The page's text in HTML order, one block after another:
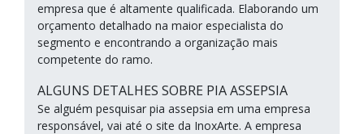
empresa que é altamente qualificada. Elaborando um
orçamento detalhado na maior especialista do
segmento e encontrando a organização mais
competente do ramo.
ALGUNS DETALHES SOBRE PIA ASSEPSIA
Se alguém pesquisar pia assepsia em uma empresa
responsável, vai até o site da InoxArte. A empresa